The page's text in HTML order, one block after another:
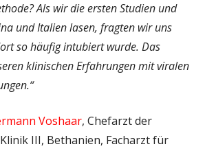
Als wir die ersten Studien und
und Italien lasen, fragten wir uns
so häufig intubiert wurde. Das
klinischen Erfahrungen mit viralen
Voshaar, Chefarzt der
III, Bethanien, Facharzt für